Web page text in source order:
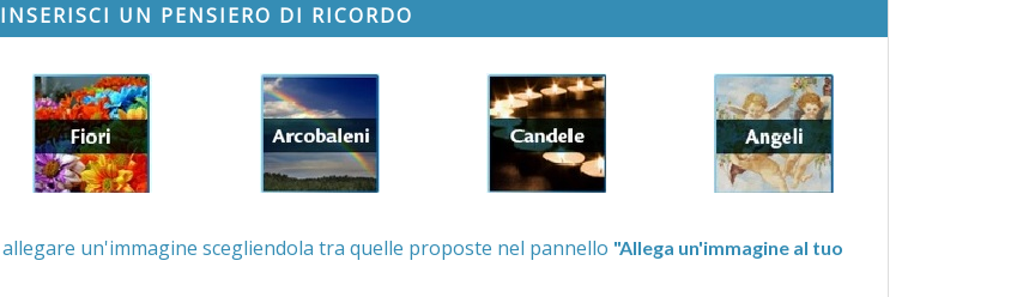
INSERISCI UN PENSIERO DI RICORDO
. Se lo desideri, puoi allegare un'immagine scegliendola tra quelle proposte nel pannello "Allega un'immagine al tuo